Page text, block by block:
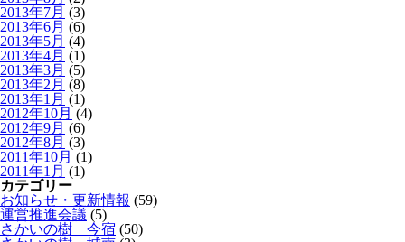
2013年7月 (3)
2013年6月 (6)
2013年5月 (4)
2013年4月 (1)
2013年3月 (5)
2013年2月 (8)
2013年1月 (1)
2012年10月 (4)
2012年9月 (6)
2012年8月 (3)
2011年10月 (1)
2011年1月 (1)
カテゴリー
お知らせ・更新情報 (59)
運営推進会議 (5)
さかいの樹 今宿 (50)